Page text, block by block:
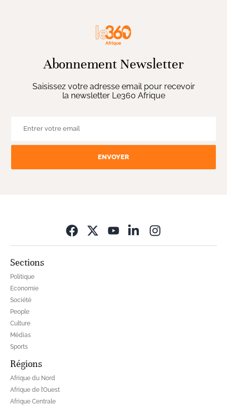
Abonnement Newsletter
Saisissez votre adresse email pour recevoir
la newsletter Le360 Afrique
ENVOYER
Sections
Politique
Economie
Société
People
Culture
Médias
Sports
Régions
Afrique du Nord
Afrique de l’Ouest
Afrique Centrale